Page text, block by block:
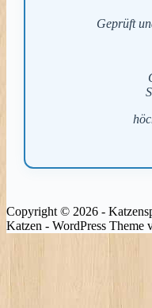
Geprüft
Copyright © 2026 -
Katzen - WordPress Theme